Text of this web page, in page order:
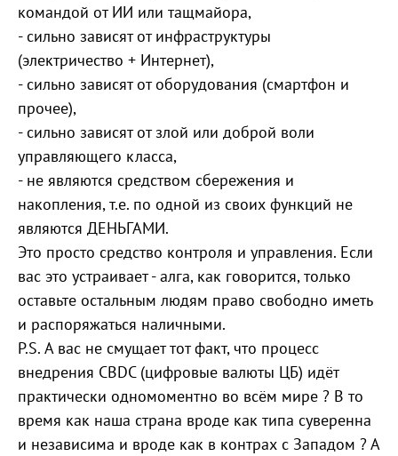
командой от ИИ или тащмайора,
- сильно зависят от инфраструктуры
(электричество + Интернет),
- сильно зависят от оборудования (смартфон и
прочее),
- сильно зависят от злой или доброй воли
управляющего класса,
- не являются средством сбережения и
накопления, т.е. по одной из своих функций не
являются ДЕНЬГАМИ.
Это просто средство контроля и управления. Если
вас это устраивает - алга, как говорится, только
оставьте остальным людям право свободно иметь
и распоряжаться наличными.
P.S. А вас не смущает тот факт, что процесс
внедрения CBDC (цифровые валюты ЦБ) идёт
практически одномоментно во всём мире ? В то
время как наша страна вроде как типа суверенна
и независима и вроде как в контрах с Западом ? А